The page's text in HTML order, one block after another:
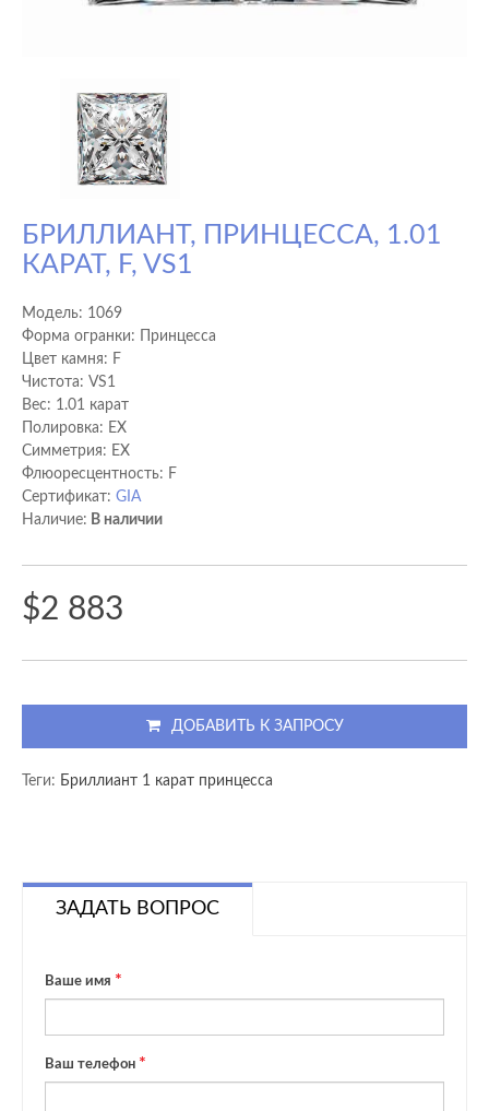
БРИЛЛИАНТ, ПРИНЦЕССА, 1.01
КАРАТ, F, VS1
Модель: 1069
Форма огранки: Принцесса
Цвет камня: F
Чистота: VS1
Вес: 1.01 карат
Полировка: EX
Cимметрия: EX
Флюоресцентность: F
Сертификат: GIA
Наличие: В наличии
$2 883
ДОБАВИТЬ К ЗАПРОСУ
Теги: Бриллиант 1 карат принцесса
ЗАДАТЬ ВОПРОС
Ваше имя
Ваш телефон